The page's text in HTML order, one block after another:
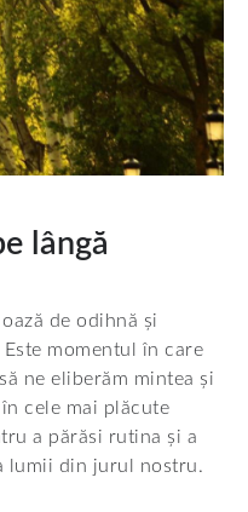
lângă
de odihnă și
momentul în care
ne eliberăm mintea și
cele mai plăcute
a părăsi rutina și a
lumii din jurul nostru.